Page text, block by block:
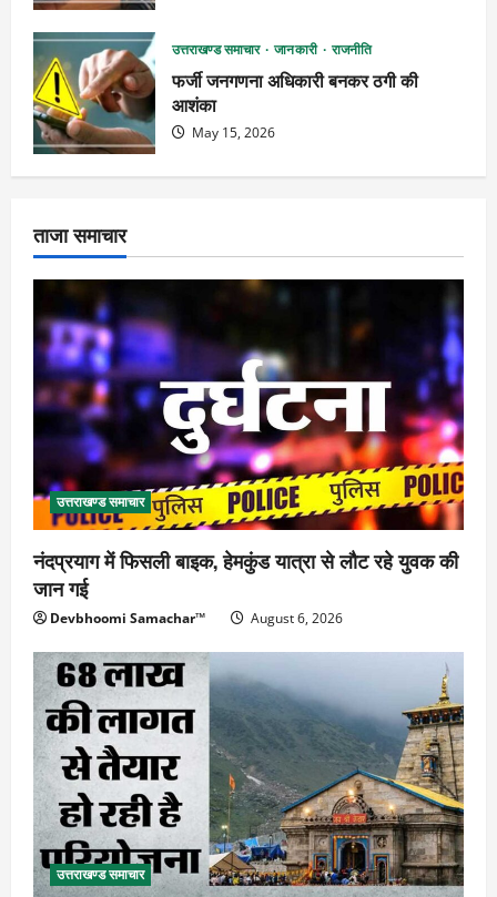
उत्तराखण्ड समाचार जानकारी राजनीति
फर्जी जनगणना अधिकारी बनकर ठगी की
आशंका
May 15, 2026
ताजा समाचार
उत्तराखण्ड समाचार
नंदप्रयाग में फिसली बाइक, हेमकुंड यात्रा से लौट रहे युवक की
जान गई
Devbhoomi Samachar™ August 6, 2026
उत्तराखण्ड समाचार